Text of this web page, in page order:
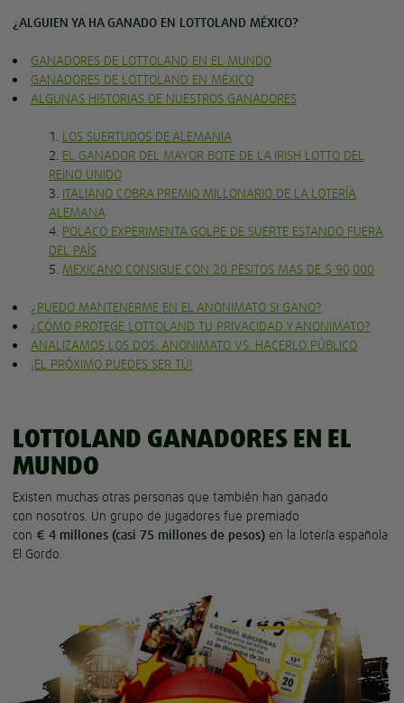
¿ALGUIEN YA HA GANADO EN LOTTOLAND MÉXICO?
GANADORES DE LOTTOLAND EN EL MUNDO
GANADORES DE LOTTOLAND EN MÉXICO
ALGUNAS HISTORIAS DE NUESTROS GANADORES
LOS SUERTUDOS DE ALEMANIA
EL GANADOR DEL MAYOR BOTE DE LA IRISH LOTTO DEL
REINO UNIDO
ITALIANO COBRA PREMIO MILLONARIO DE LA LOTERÍA
ALEMANA
POLACO EXPERIMENTA GOLPE DE SUERTE ESTANDO FUERA
DEL PAÍS
MEXICANO CONSIGUE CON 20 PESITOS MAS DE $ 90,000
¿PUEDO MANTENERME EN EL ANONIMATO SI GANO?
¿CÓMO PROTEGE LOTTOLAND TU PRIVACIDAD Y ANONIMATO?
ANALIZAMOS LOS DOS: ANONIMATO VS. HACERLO PÚBLICO
¡EL PRÓXIMO PUEDES SER TÚ!
LOTTOLAND GANADORES EN EL
MUNDO
Existen muchas otras personas que también han ganado
con nosotros. Un grupo de jugadores fue premiado
con € 4 millones (casi 75 millones de pesos) en la lotería española
El Gordo.